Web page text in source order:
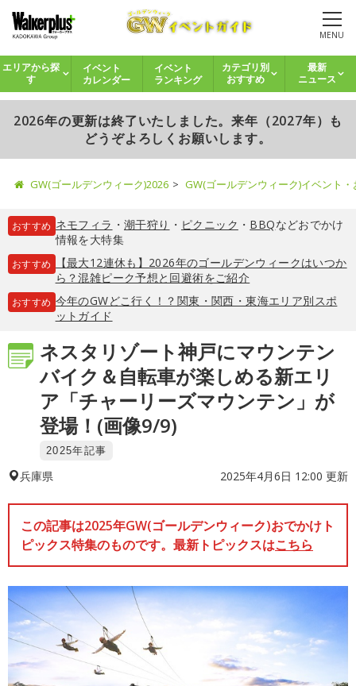
MENU
エリアから探
す
イベント
カレンダー
イベント
ランキング
カテゴリ別
おすすめ
最新
ニュース
2026年の更新は終了いたしました。来年（2027年）も
どうぞよろしくお願いします。
GW(ゴールデンウィーク)2026 GW(ゴールデンウィーク)イベント
おすすめ ネモフィラ ・ 潮干狩り ・ ピクニック ・ BBQなどおでかけ
情報を大特集
おすすめ
【最大12連休も】2026年のゴールデンウィークはいつか
ら？混雑ピーク予想と回避術をご紹介
おすすめ 今年のGWどこ行く！？関東・関西・東海エリア別スポ
ットガイド
ネスタリゾート神戸にマウンテン
バイク＆自転車が楽しめる新エリ
ア「チャーリーズマウンテン」が
登場！(画像9/9)
2025年記事
兵庫県 2025年4月6日 12:00 更新
この記事は2025年GW(ゴールデンウィーク)おでかけト
ピックス特集のものです。最新トピックスはこちら